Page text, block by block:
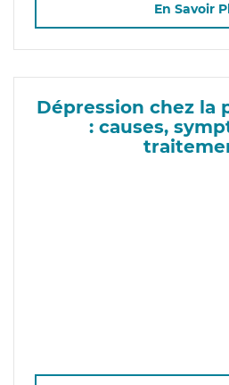
En Savoir
Dépression chez la
: causes,